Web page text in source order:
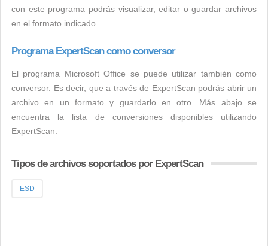
con este programa podrás visualizar, editar o guardar archivos
en el formato indicado.
Programa ExpertScan como conversor
El programa Microsoft Office se puede utilizar también como
conversor. Es decir, que a través de ExpertScan podrás abrir un
archivo en un formato y guardarlo en otro. Más abajo se
encuentra la lista de conversiones disponibles utilizando
ExpertScan.
Tipos de archivos soportados por ExpertScan
ESD